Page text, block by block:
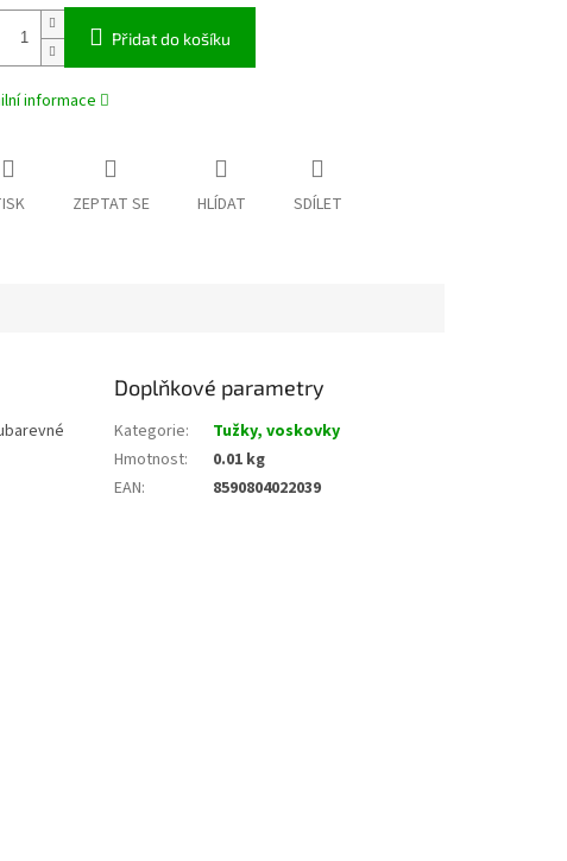
Přidat do košíku
informace
ZEPTAT SE HLÍDAT SDÍLET
Doplňkové parametry
Kategorie:
Tužky, voskovky
Hmotnost:
0.01 kg
EAN: 8590804022039